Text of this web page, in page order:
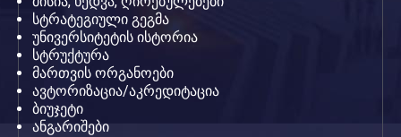
სტრატეგიული გეგმა
უნივერსიტეტის ისტორია
სტრუქტურა
მართვის ორგანოები
ავტორიზაცია/აკრედიტაცია
ბიუჯეტი
ანგარიშები